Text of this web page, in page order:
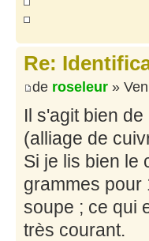
Re:
de roseleur »
Il s'agit bien
(alliage de
Si je lis bien le
grammes pour
soupe ; ce qui
très courant.